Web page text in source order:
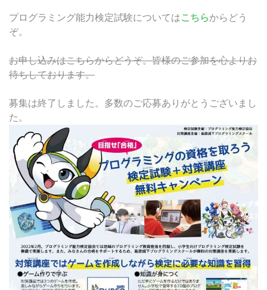
プログラミング能力検定試験についてはこちらからどう
ぞ。
お申し込みはこちらからどうぞ。皆様のご参加を心よりお
待ちしております。
募集は終了しました。多数のご応募ありがとうございまし
た。